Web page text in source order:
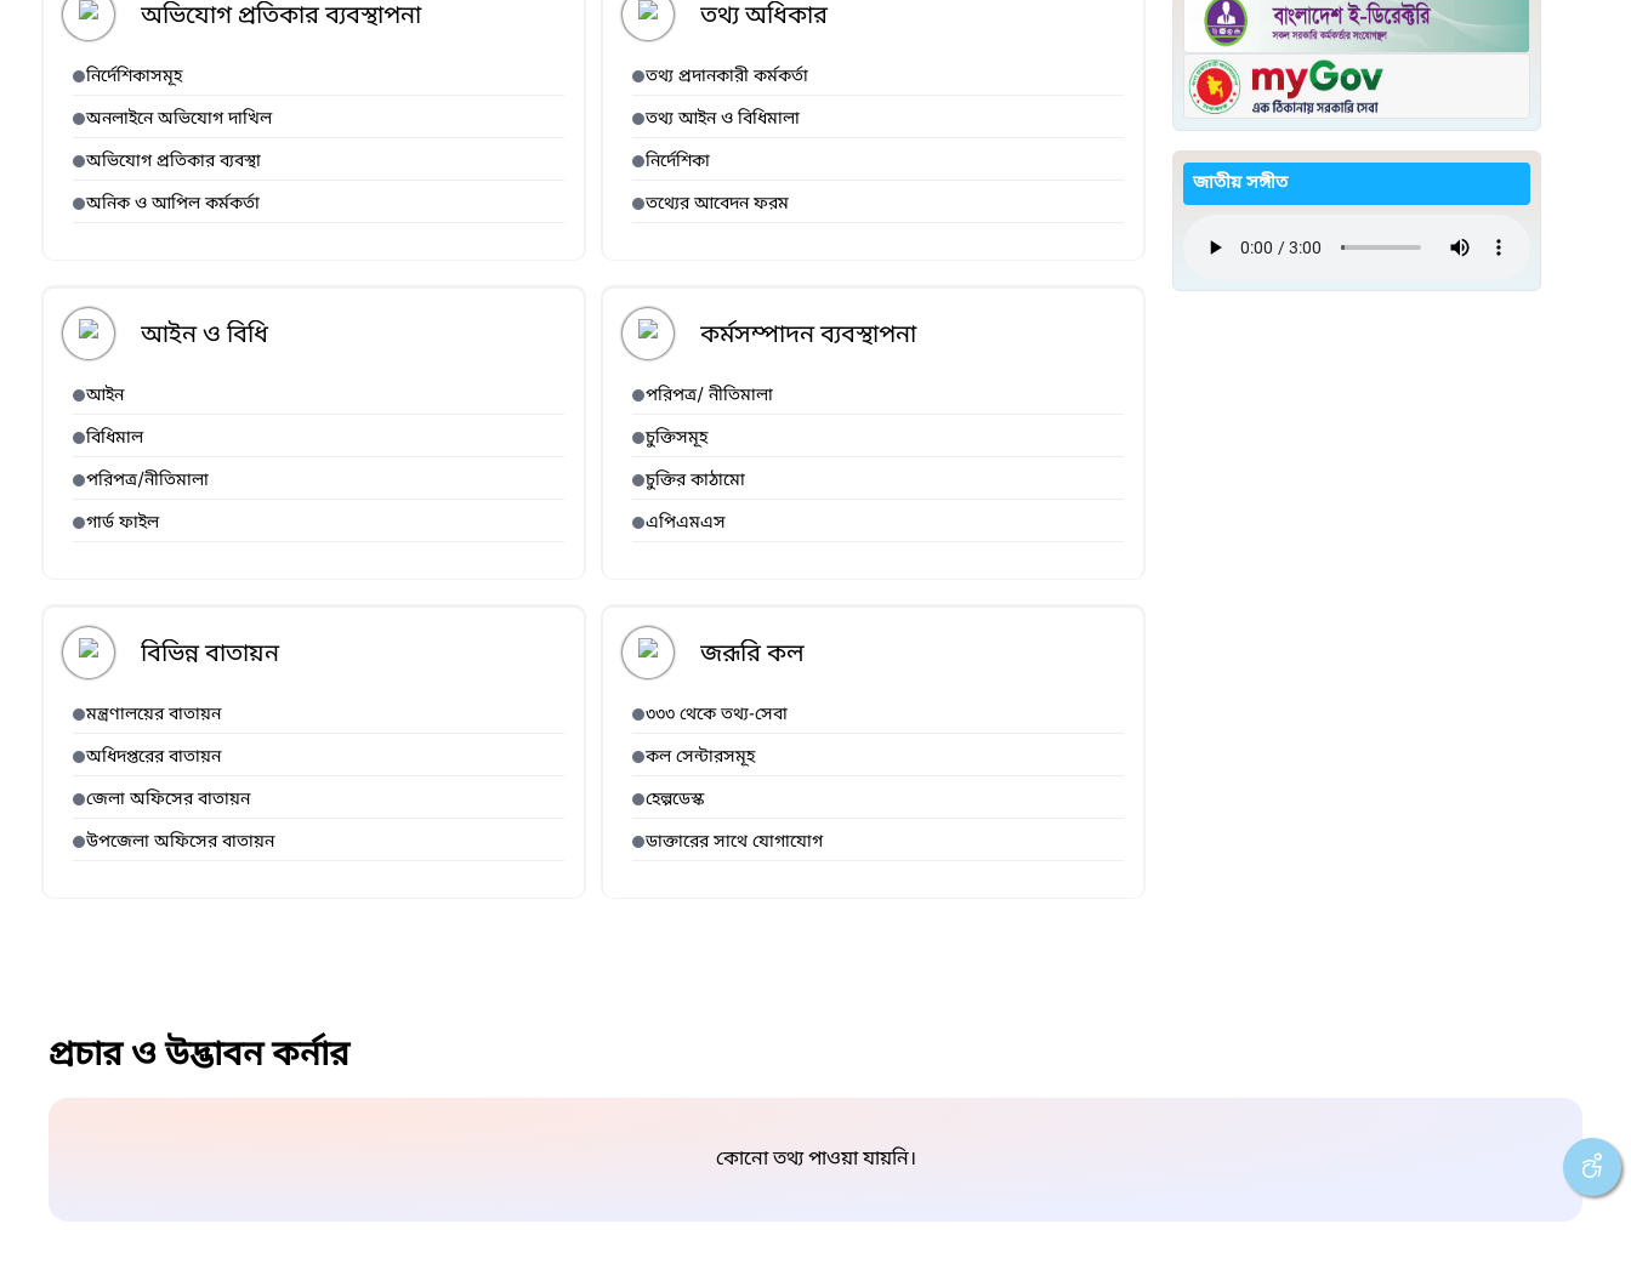
অভিযোগ প্রতিকার ব্যবস্থাপনা
নির্দেশিকাসমূহ
অনলাইনে অভিযোগ দাখিল
অভিযোগ প্রতিকার ব্যবস্থা
অনিক ও আপিল কর্মকর্তা
তথ্য অধিকার
তথ্য প্রদানকারী কর্মকর্তা
তথ্য আইন ও বিধিমালা
নির্দেশিকা
তথ্যের আবেদন ফরম
আইন ও বিধি
আইন
বিধিমাল
পরিপত্র/নীতিমালা
গার্ড ফাইল
কর্মসম্পাদন ব্যবস্থাপনা
পরিপত্র/ নীতিমালা
চুক্তিসমূহ
চুক্তির কাঠামো
এপিএমএস
বিভিন্ন বাতায়ন
মন্ত্রণালয়ের বাতায়ন
অধিদপ্তরের বাতায়ন
জেলা অফিসের বাতায়ন
উপজেলা অফিসের বাতায়ন
জরূরি কল
৩৩৩ থেকে তথ্য-সেবা
কল সেন্টারসমূহ
হেল্পডেস্ক
ডাক্তারের সাথে যোগাযোগ
জাতীয় সঙ্গীত
প্রচার ও উদ্ভাবন কর্নার
কোনো তথ্য পাওয়া যায়নি।